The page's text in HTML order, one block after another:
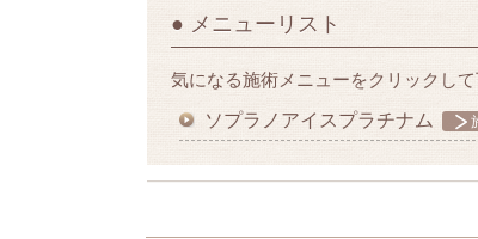
● メニューリスト
気になる施術メニューをクリックして
ソプラノアイスプラチナム